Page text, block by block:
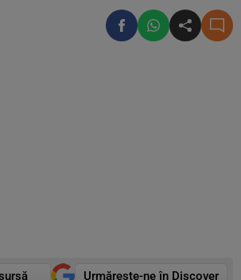
Urmărește-ne în Discover